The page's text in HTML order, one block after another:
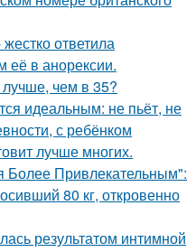
ответила
её в анорексии.
лучше, чем в 35?
идеальным: не пьёт, не
с ребёнком
лучше многих.
Более Привлекательным":
80 кг, откровенно
результатом интимной